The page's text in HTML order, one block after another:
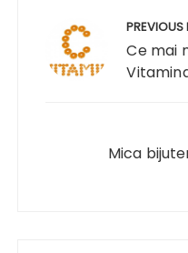
articole
PREVIOUS
Ce mai
Mica